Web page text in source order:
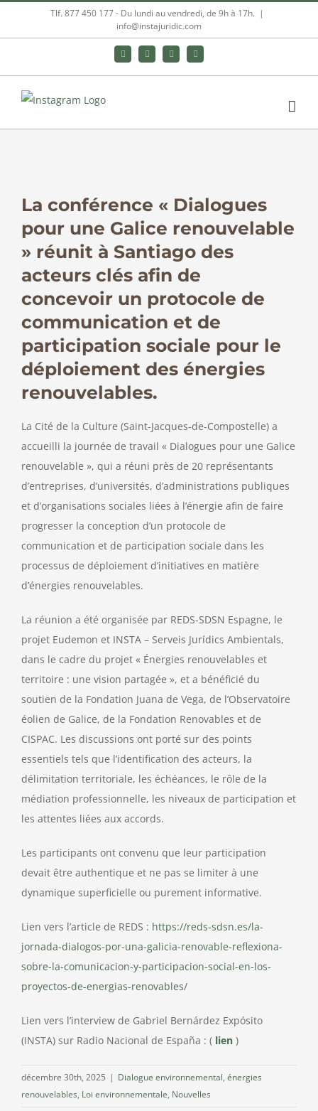
Tlf. 877 450 177‬ - Du lundi au vendredi, de 9h à 17h. |
info@instajuridic.com
BlueskyLinkedInYouTubeInstagram
Larger
La conférence « Dialogues
pour une Galice renouvelable
» réunit à Santiago des
acteurs clés afin de
concevoir un protocole de
communication et de
participation sociale pour le
déploiement des énergies
renouvelables.
La Cité de la Culture (Saint-Jacques-de-Compostelle) a
accueilli la journée de travail « Dialogues pour une Galice
renouvelable », qui a réuni près de 20 représentants
d’entreprises, d’universités, d’administrations publiques
et d’organisations sociales liées à l’énergie afin de faire
progresser la conception d’un protocole de
communication et de participation sociale dans les
processus de déploiement d’initiatives en matière
d’énergies renouvelables.
La réunion a été organisée par REDS-SDSN Espagne, le
projet Eudemon et INSTA – Serveis Jurídics Ambientals,
dans le cadre du projet « Énergies renouvelables et
territoire : une vision partagée », et a bénéficié du
soutien de la Fondation Juana de Vega, de l’Observatoire
éolien de Galice, de la Fondation Renovables et de
CISPAC. Les discussions ont porté sur des points
essentiels tels que l’identification des acteurs, la
délimitation territoriale, les échéances, le rôle de la
médiation professionnelle, les niveaux de participation et
les attentes liées aux accords.
Les participants ont convenu que leur participation
devait être authentique et ne pas se limiter à une
dynamique superficielle ou purement informative.
Lien vers l’article de REDS : https://reds-sdsn.es/la-
jornada-dialogos-por-una-galicia-renovable-reflexiona-
sobre-la-comunicacion-y-participacion-social-en-los-
proyectos-de-energias-renovables/
Lien vers l’interview de Gabriel Bernárdez Expósito
(INSTA) sur Radio Nacional de España : ( lien )
décembre 30th, 2025 | Dialogue environnemental, énergies
renouvelables, Loi environnementale, Nouvelles